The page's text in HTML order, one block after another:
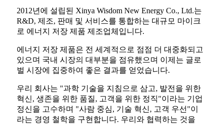
2012년에 설립된 Xinya Wisdom New Energy Co., Ltd.는
R&D, 제조, 판매 및 서비스를 통합하는 대규모 마이크
로 에너지 저장 제품 제조업체입니다.
에너지 저장 제품은 전 세계적으로 점점 더 대중화되고
있으며 국내 시장의 대부분을 점유했으며 이제는 글로
벌 시장에 집중하여 좋은 결과를 얻었습니다.
우리 회사는 "과학 기술을 지침으로 삼고, 발전을 위한
혁신, 생존을 위한 품질, 고객을 위한 정직"이라는 기업
정신을 고수하며 "사람 중심, 기술 혁신, 고객 우선"이
라는 경영 철학을 구현합니다. 우리와 협력하는 것을